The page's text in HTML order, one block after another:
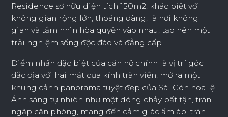
Residence sở hữu diện tích 150m2, khác biệt với
không gian rộng lớn, thoáng đãng, là nơi không
gian và tầm nhìn hòa quyện vào nhau, tạo nên một
trải nghiệm sống độc đáo và đẳng cấp.
Điểm nhấn đặc biệt của căn hộ chính là vị trí góc
đắc địa với hai mặt cửa kính tràn viền, mở ra một
khung cảnh panorama tuyệt đẹp của Sài Gòn hoa lệ.
Ánh sáng tự nhiên như một dòng chảy bất tận, tràn
ngập căn phòng, mang đến cảm giác ấm áp, tràn